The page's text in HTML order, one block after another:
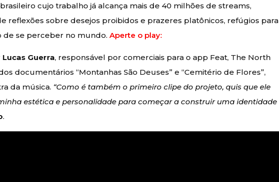
cujo trabalho já alcança mais de 40 milhões de streams,
reflexões sobre desejos proibidos e prazeres platônicos, refúgios para
de se perceber no mundo.Aperte o play:
Lucas Guerra, responsável por comerciais para o app Feat, The North
documentários “Montanhas São Deuses” e “Cemitério de Flores”,
da música. “Como é também o primeiro clipe do projeto, quis que ele
estética e personalidade para começar a construir uma identidade
.